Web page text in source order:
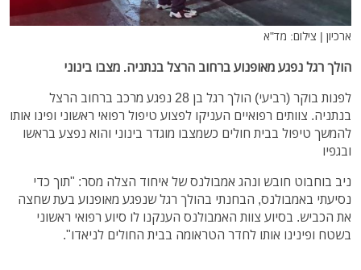
ארכיון | צילום: מד"א
הולך רגל נפגע מאופנוע ברחוב הרצל בנתניה. מצבו בינוני
לפנות בוקר (רביעי) הולך רגל בן 28 נפגע מרכב ברחוב הרצל
בנתניה. צוותים רפואיים העניקו לפצוע טיפול רפואי ראשוני ופינו אותו
להמשך טיפול בבית חולים כשמצבו מוגדר בינוני והוא נפצע בראשו
ובגפיו
ניב בוחבוט חובש ונהג אמבולנס של איחוד הצלה מסר: "תוך כדי
נסיעתי באמבולנס, הבחנתי בהולך רגל שנפגע מאופנוע בעת שחצה
את הכביש. בסיוע צוות האמבולנס הענקנו לו סיוע רפואי ראשוני
בשטח ופינינו אותו לחדר הטראומה בבית החולים לניאדו".